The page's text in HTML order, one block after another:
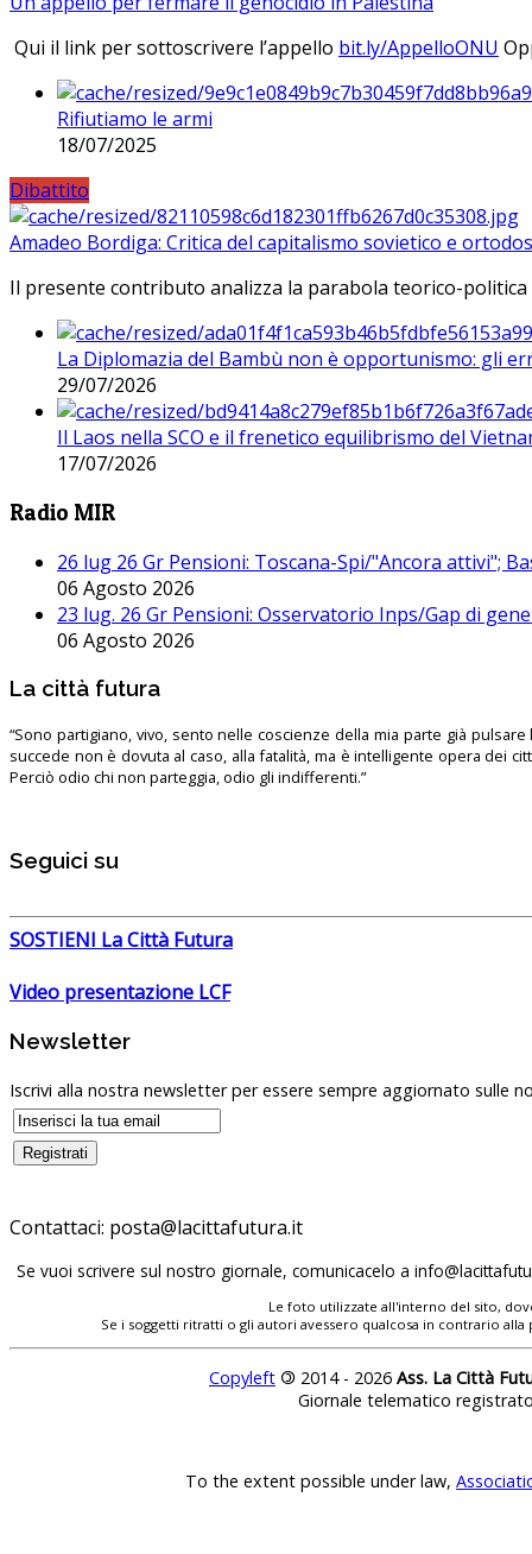
Qui il link per sottoscrivere l’appello bit.ly/AppelloONU
Rifiutiamo le armi
18/07/2025
Dibattito
Amadeo Bordiga: Critica del capitalismo sovietico e
Il presente contributo analizza la parabola teorico-
La Diplomazia del Bambù non è opportunismo: gli
29/07/2026
Il Laos nella SCO e il frenetico equilibrismo del
17/07/2026
Radio MIR
26 lug 26 Gr Pensioni: Toscana-Spi/"Ancora attivi";
06 Agosto 2026
23 lug. 26 Gr Pensioni: Osservatorio Inps/Gap di
06 Agosto 2026
La città futura
“Sono partigiano, vivo, sento nelle coscienze della mia parte già pulsare
succede non è dovuta al caso, alla fatalità, ma è intelligente opera dei
Perciò odio chi non parteggia, odio gli indifferenti.”
Seguici su
SOSTIENI La Città Futura
Video presentazione LCF
Newsletter
Iscrivi alla nostra newsletter per essere sempre aggiornato sulle
Contattaci:
Se vuoi scrivere sul nostro giornale, comunicacelo a
Le foto utilizzate all'interno del sito,
Se i soggetti ritratti o gli autori avessero qualcosa in contrario
Copyleft © 2014 - 2026 Ass. La Città
Giornale telematico
To the extent possible under law,